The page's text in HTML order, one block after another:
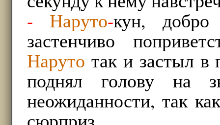
-
Наруто-кун,
застенчиво
Наруто так и застыл в
поднял голову на
неожиданности, так